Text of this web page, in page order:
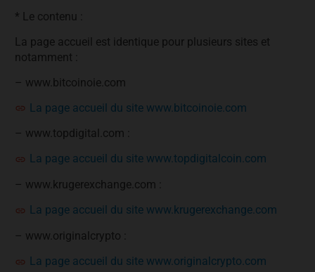
* Le contenu :
La page accueil est identique pour plusieurs sites et
notamment :
– www.bitcoinoie.com
La page accueil du site www.bitcoinoie.com
– www.topdigital.com :
La page accueil du site www.topdigitalcoin.com
– www.krugerexchange.com :
La page accueil du site www.krugerexchange.com
– www.originalcrypto :
La page accueil du site www.originalcrypto.com